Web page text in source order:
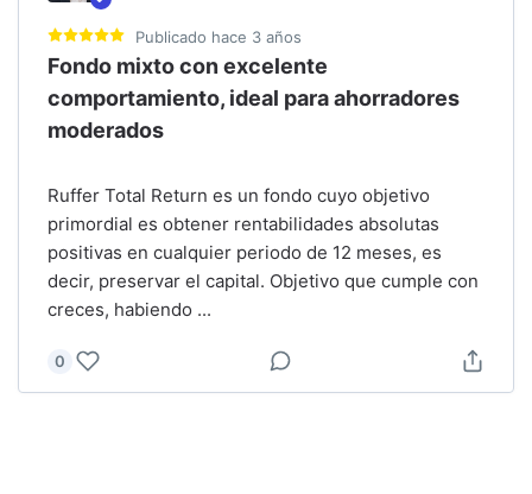
Publicado hace 3 años
Fondo mixto con excelente
comportamiento, ideal para ahorradores
moderados
Ruffer Total Return es un fondo cuyo objetivo
primordial es obtener rentabilidades absolutas
positivas en cualquier periodo de 12 meses, es
decir, preservar el capital. Objetivo que cumple con
creces, habiendo ...
0